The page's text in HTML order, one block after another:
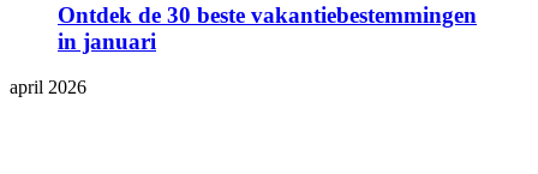
Ontdek de 30 beste vakantiebestemmingen
in januari
april 2026